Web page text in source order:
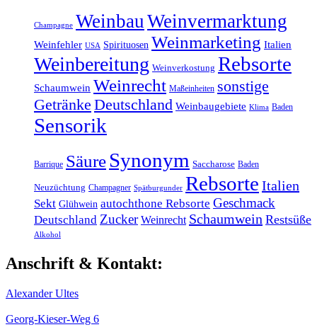
Champagne WeinbauWeinvermarktung
Weinfehler USA Spirituosen Weinmarketing Italien
Weinbereitung Weinverkostung Rebsorte
Schaumwein Weinrecht Maßeinheiten sonstige
Getränke Deutschland Weinbaugebiete Klima Baden
Sensorik
Barrique Säure Synonym Saccharose Baden
Neuzüchtung Champagner Spätburgunder Rebsorte Italien
Sekt Glühwein autochthone Rebsorte Geschmack
Deutschland Zucker Weinrecht Schaumwein Restsüße
Alkohol
Anschrift & Kontakt:
Alexander Ultes
Georg-Kieser-Weg 6